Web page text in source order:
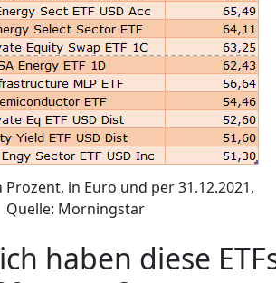
in Euro und per 31.12.2021,
Quelle: Morningstar
haben diese